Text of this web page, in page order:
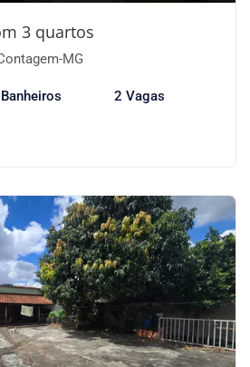
3 quartos
MG
2 Vagas